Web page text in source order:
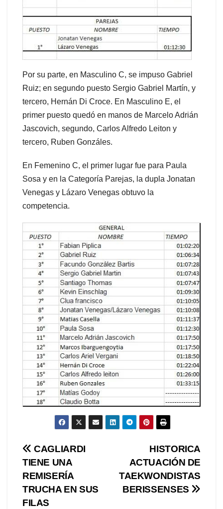
Por su parte, en Masculino C, se impuso Gabriel
Ruiz; en segundo puesto Sergio Gabriel Martín, y
tercero, Hernán Di Croce. En Masculino E, el
primer puesto quedó en manos de Marcelo Adrián
Jascovich, segundo, Carlos Alfredo Leiton y
tercero, Ruben Gonzáles.
En Femenino C, el primer lugar fue para Paula
Sosa y en la Categoría Parejas, la dupla Jonatan
Venegas y Lázaro Venegas obtuvo la
competencia.
Navegación
de
entradas
HISTORICA
ACTUACIÓN DE
TAEKWONDISTAS
BERISSENSES
CAGLIARDI
TIENE UNA
REMISERÍA
TRUCHA EN SUS
FILAS